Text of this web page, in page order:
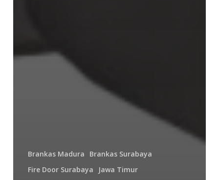
Brankas Madura
Brankas Surabaya
Fire Door Surabaya
Jawa Timur